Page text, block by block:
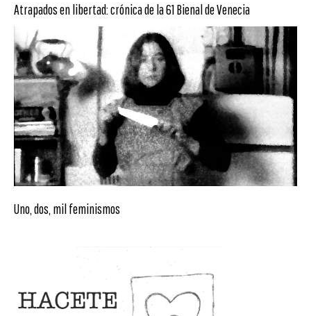
Atrapados en libertad: crónica de la 61 Bienal de Venecia
Uno, dos, mil feminismos